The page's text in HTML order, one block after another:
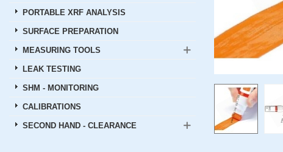
PORTABLE XRF ANALYSIS
SURFACE PREPARATION
MEASURING TOOLS
LEAK TESTING
SHM - MONITORING
CALIBRATIONS
SECOND HAND - CLEARANCE